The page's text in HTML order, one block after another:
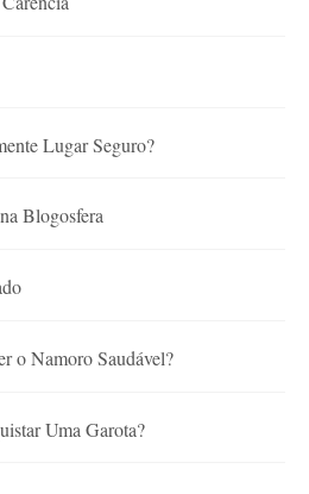
Lugar Seguro?
Blogosfera
o Namoro Saudável?
Uma Garota?